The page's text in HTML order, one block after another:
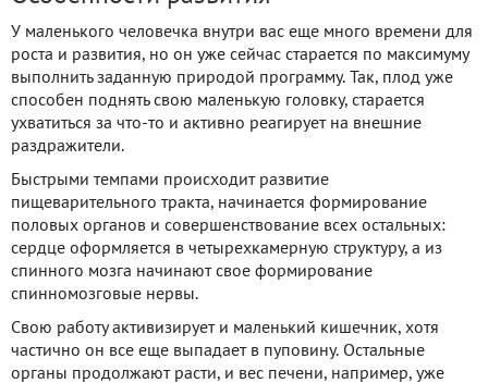
У маленького человечка внутри вас еще много времени для
роста и развития, но он уже сейчас старается по максимуму
выполнить заданную природой программу. Так, плод уже
способен поднять свою маленькую головку, старается
ухватиться за что-то и активно реагирует на внешние
раздражители.
Быстрыми темпами происходит развитие
пищеварительного тракта, начинается формирование
половых органов и совершенствование всех остальных:
сердце оформляется в четырехкамерную структуру, а из
спинного мозга начинают свое формирование
спинномозговые нервы.
Свою работу активизирует и маленький кишечник, хотя
частично он все еще выпадает в пуповину. Остальные
органы продолжают расти, и вес печени, например, уже